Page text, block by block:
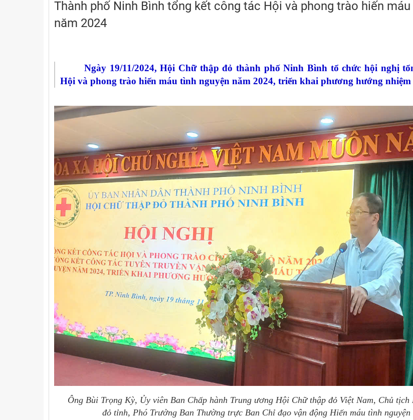
BIỂU TƯỢNG CHỮ THẬP ĐỎ
Mốc son lịch sử, thành tích nổi bật
Chăm sóc sức khỏe Văn bản UBND tỉnh Ninh Bình
TÌNH NGUYỆN VIÊN
Thành phố Ninh Bình tổng kết công tác Hội và phong trào hiến
năm 2024
Ngày 19/11/2024, Hội Chữ thập đỏ thành phố Ninh Bình tổ chức hội nghị
Hội và phong trào hiến máu tình nguyện năm 2024, triển khai phương hướng nhiệm
Ông Bùi Trọng Kỳ, Ủy viên Ban Chấp hành Trung ương Hội Chữ thập đỏ Việt Nam, Chủ
đỏ tỉnh,Phó Trưởng Ban Thường trực Ban Chỉ đạo vận động Hiến máu tình nguyện